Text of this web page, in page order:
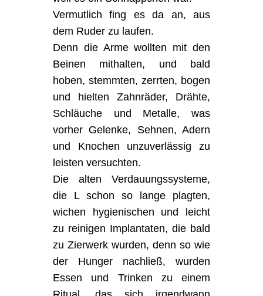
Vermutlich fing es da an, aus
dem Ruder zu laufen.
Denn die Arme wollten mit den
Beinen mithalten, und bald
hoben, stemmten, zerrten, bogen
und hielten Zahnräder, Drähte,
Schläuche und Metalle, was
vorher Gelenke, Sehnen, Adern
und Knochen unzuverlässig zu
leisten versuchten.
Die alten Verdauungssysteme,
die L schon so lange plagten,
wichen hygienischen und leicht
zu reinigen Implantaten, die bald
zu Zierwerk wurden, denn so wie
der Hunger nachließ, wurden
Essen und Trinken zu einem